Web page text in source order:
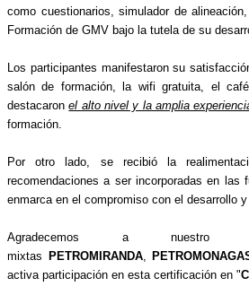
como cuestionarios, simulador de
Formación de GMV bajo la tutela de su
Los participantes manifestaron su
salón de formación, la wifi gratuita, el
destacaronel alto nivel y la amplia
formación.
Por otro lado, se recibió la
recomendaciones a ser incorporadas en
enmarca en el compromiso con el desarrollo
Agradecemos a
mixtas PETROMIRANDA,
activa participación en esta certificación en "